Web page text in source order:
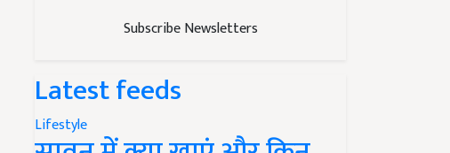
Subscribe Newsletters
Latest feeds
Lifestyle